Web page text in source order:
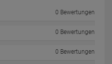
0 Bewertungen
0 Bewertungen
0 Bewertungen